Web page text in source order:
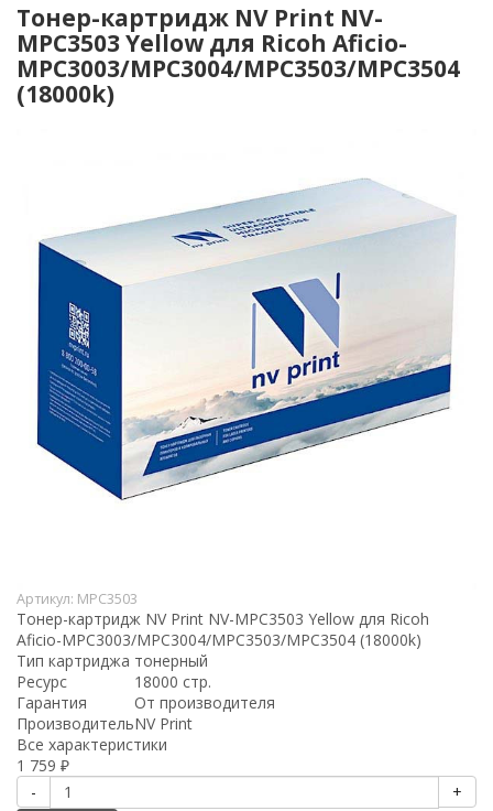
Тонер-картридж NV Print NV-
MPC3503 Yellow для Ricoh Aficio-
MPC3003/MPC3004/MPC3503/MPC3504
(18000k)
Артикул: MPC3503
Тонер-картридж NV Print NV-MPC3503 Yellow для Ricoh
Aficio-MPC3003/MPC3004/MPC3503/MPC3504 (18000k)
Тип картриджа тонерный
Ресурс
18000 стр.
Гарантия
От производителя
ПроизводительNV Print
Все характеристики
1 759 ₽
-
+